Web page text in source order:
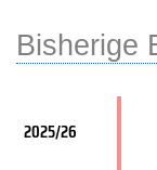
Bisherige
2025/26